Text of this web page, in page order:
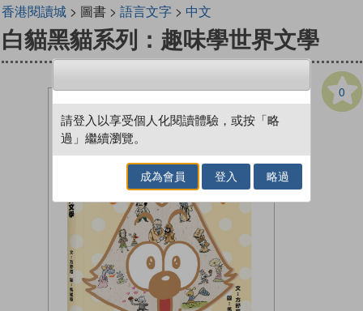
香港閱讀城> 圖書 > 語言文字> 中文
白貓黑貓系列：趣味學世界文學
0
請登入以享受個人化閱讀體驗，或按「略
過」繼續瀏覽。
成為會員 登入 略過